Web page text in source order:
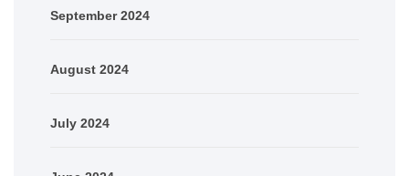
September 2024
August 2024
July 2024